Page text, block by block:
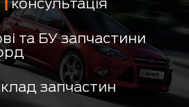
консультація
та БУ запчастини
запчастин